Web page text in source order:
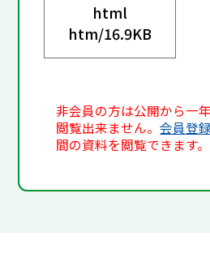
html
htm/16.9KB
非会員の方は公開から一
閲覧出来ません。会員登録
間の資料を閲覧できます。